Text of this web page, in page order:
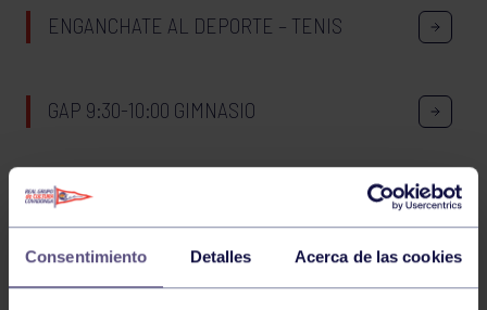
Consentimiento Detalles Acerca de las cookies
ENGANCHATE AL DEPORTE – TENIS
GAP 9:30-10:00 GIMNASIO
WOD 20:30-21:00 GIMNASIO
12 VIERNES
JUNIO 2026